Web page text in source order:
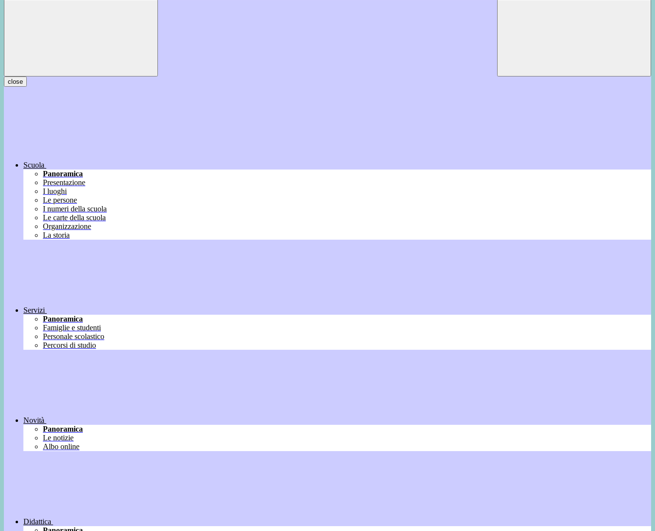
close
Scuola
Panoramica
Presentazione
I luoghi
Le persone
I numeri della scuola
Le carte della scuola
Organizzazione
La storia
Servizi
Panoramica
Famiglie e studenti
Personale scolastico
Percorsi di studio
Novità
Panoramica
Le notizie
Albo online
Didattica